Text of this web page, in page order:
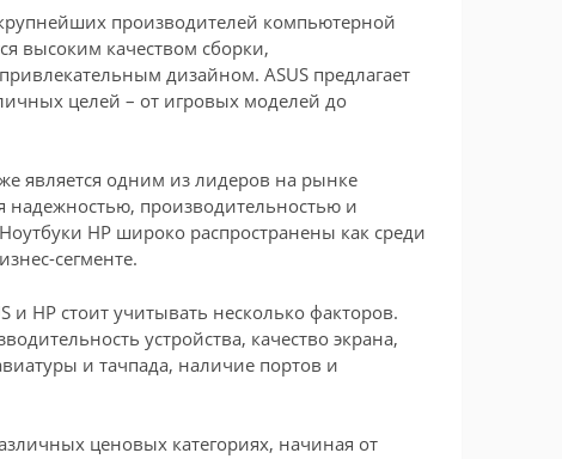
производителей компьютерной
высоким качеством сборки,
дизайном. ASUS предлагает
целей – от игровых моделей до
является одним из лидеров на рынке
надежностью, производительностью и
HP широко распространены как среди
сегменте.
HP стоит учитывать несколько факторов.
устройства, качество экрана,
и тачпада, наличие портов и
ценовых категориях, начиная от